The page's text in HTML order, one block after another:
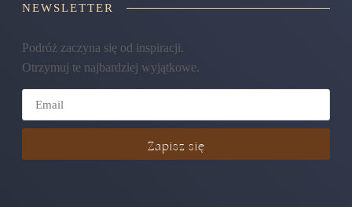
NEWSLETTER
Podróż zaczyna się od inspiracji.
Otrzymuj te najbardziej wyjątkowe.
Zapisz się